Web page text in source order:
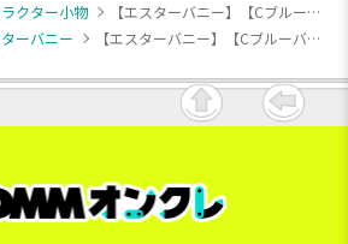
クター小物
【エスターバニー】【Cブルーバニー】エスターバニー ホリデーマフラーマスコット
ーバニー 【エスターバニー】【Cブルーバニー】エスターバニー ホリデーマフラーマスコット